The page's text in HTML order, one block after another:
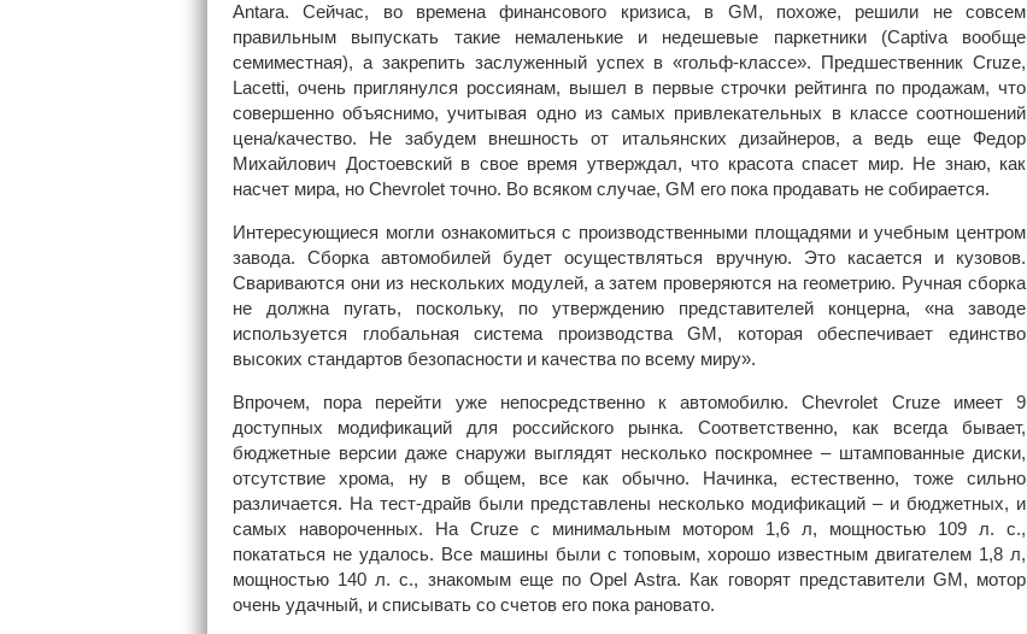
Antara. Сейчас, во времена финансового кризиса, в GM, похоже, решили не совсем
правильным выпускать такие немаленькие и недешевые паркетники (Captiva вообще
семиместная), а закрепить заслуженный успех в «гольф-классе». Предшественник Cruze,
Lacetti, очень приглянулся россиянам, вышел в первые строчки рейтинга по продажам, что
совершенно объяснимо, учитывая одно из самых привлекательных в классе соотношений
цена/качество. Не забудем внешность от итальянских дизайнеров, а ведь еще Федор
Михайлович Достоевский в свое время утверждал, что красота спасет мир. Не знаю, как
насчет мира, но Chevrolet точно. Во всяком случае, GM его пока продавать не собирается.
Интересующиеся могли ознакомиться с производственными площадями и учебным центром
завода. Сборка автомобилей будет осуществляться вручную. Это касается и кузовов.
Свариваются они из нескольких модулей, а затем проверяются на геометрию. Ручная сборка
не должна пугать, поскольку, по утверждению представителей концерна, «на заводе
используется глобальная система производства GM, которая обеспечивает единство
высоких стандартов безопасности и качества по всему миру».
Впрочем, пора перейти уже непосредственно к автомобилю. Chevrolet Cruze имеет 9
доступных модификаций для российского рынка. Соответственно, как всегда бывает,
бюджетные версии даже снаружи выглядят несколько поскромнее – штампованные диски,
отсутствие хрома, ну в общем, все как обычно. Начинка, естественно, тоже сильно
различается. На тест-драйв были представлены несколько модификаций – и бюджетных, и
самых навороченных. На Cruze с минимальным мотором 1,6 л, мощностью 109 л. с.,
покататься не удалось. Все машины были с топовым, хорошо известным двигателем 1,8 л,
мощностью 140 л. с., знакомым еще по Opel Astra. Как говорят представители GM, мотор
очень удачный, и списывать со счетов его пока рановато.